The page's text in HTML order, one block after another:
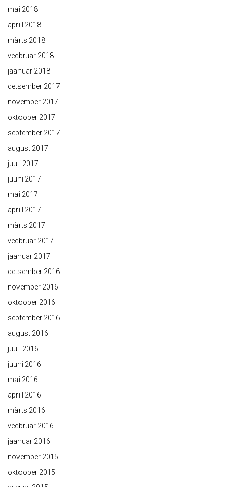
mai 2018
aprill 2018
märts 2018
veebruar 2018
jaanuar 2018
detsember 2017
november 2017
oktoober 2017
september 2017
august 2017
juuli 2017
juuni 2017
mai 2017
aprill 2017
märts 2017
veebruar 2017
jaanuar 2017
detsember 2016
november 2016
oktoober 2016
september 2016
august 2016
juuli 2016
juuni 2016
mai 2016
aprill 2016
märts 2016
veebruar 2016
jaanuar 2016
november 2015
oktoober 2015